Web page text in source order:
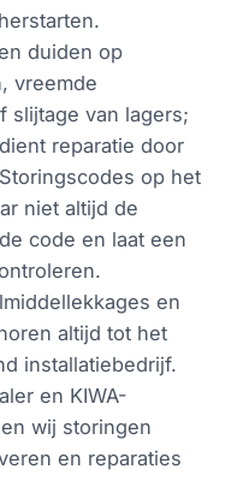
duiden op
vreemde
slijtage van lagers;
reparatie door
op het
niet altijd de
code en laat een
en
altijd tot het
installatiebedrijf.
en KIWA-
wij storingen
en reparaties